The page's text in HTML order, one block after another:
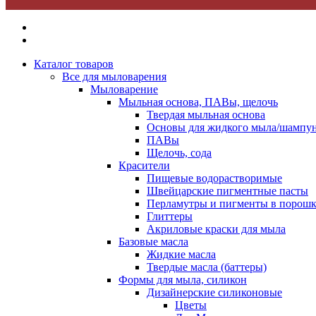
Каталог товаров
Все для мыловарения
Мыловарение
Мыльная основа, ПАВы, щелочь
Твердая мыльная основа
Основы для жидкого мыла/
ПАВы
Щелочь, сода
Красители
Пищевые водорастворимые
Швейцарские пигментные пасты
Перламутры и пигменты в
Глиттеры
Акриловые краски для мыла
Базовые масла
Жидкие масла
Твердые масла (баттеры)
Формы для мыла, силикон
Дизайнерские силиконовые
Цветы